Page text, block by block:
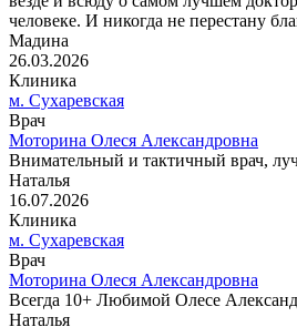
человеке. И никогда не перестану
Мадина
26.03.2026
Клиника
м. Сухаревская
Врач
Моторина Олеся Александровна
Внимательный и тактичный врач,
Наталья
16.07.2026
Клиника
м. Сухаревская
Врач
Моторина Олеся Александровна
Всегда 10+ Любимой Олесе
Наталья